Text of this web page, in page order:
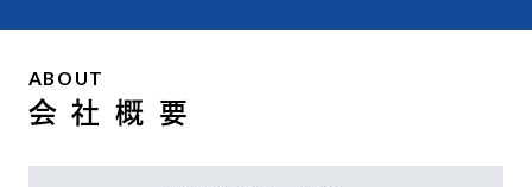
ABOUT
会 社 概 要